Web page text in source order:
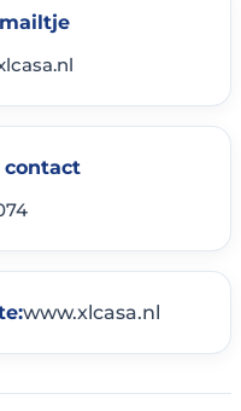
contact
www.xlcasa.nl